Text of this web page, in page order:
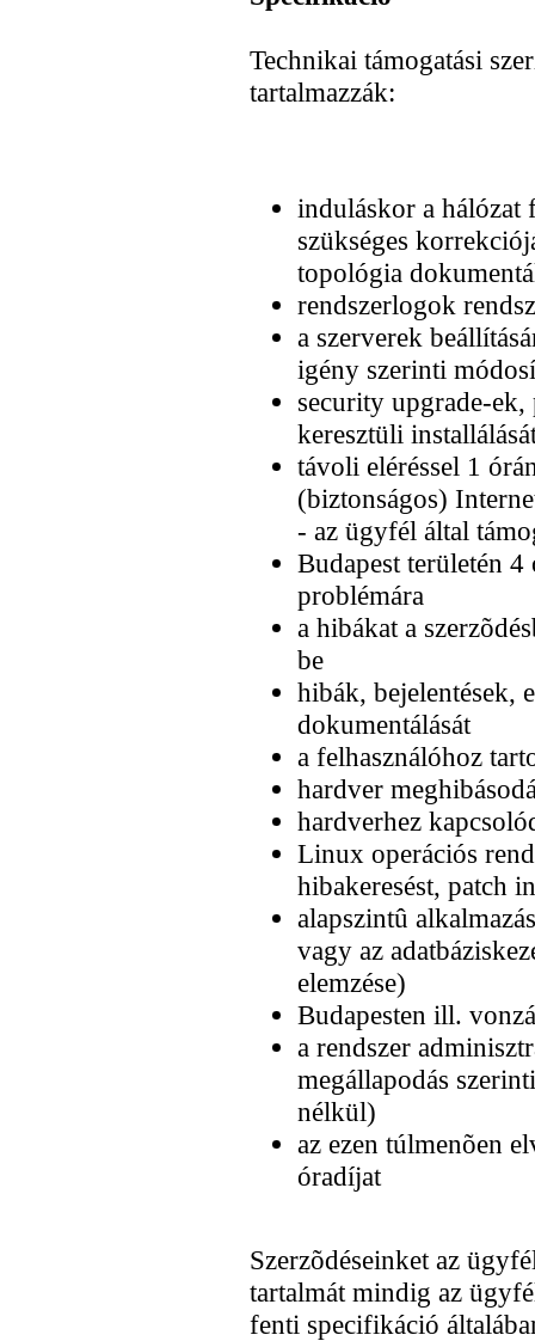
Technikai támogatási
tartalmazzák:
induláskor a hálózat
szükséges
topológia
rendszerlogok
a szerverek
igény szerinti
security upgrade-ek,
keresztüli
távoli eléréssel 1
(biztonságos)
- az ügyfél által
Budapest területén
problémára
a hibákat a
be
hibák, bejelentések,
dokumentálását
a felhasználóhoz
hardver
hardverhez
Linux operációs
hibakeresést, patch
alapszintû
vagy az
elemzése)
Budapesten ill.
a rendszer
megállapodás
nélkül)
az ezen túlmenõen
óradíjat
Szerzõdéseinket az
tartalmát mindig az
fenti specifikáció